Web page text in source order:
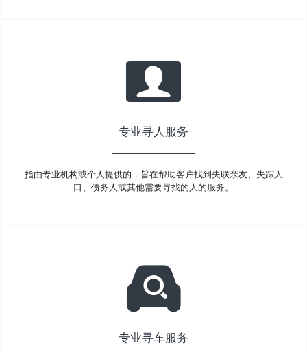
专业寻人服务
指由专业机构或个人提供的，旨在帮助客户找到失联亲友、失踪人
口、债务人或其他需要寻找的人的服务。
专业寻车服务